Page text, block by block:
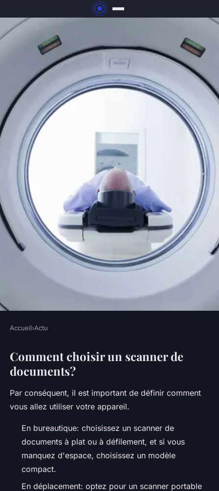
Scanner de poche pour les
documents
•5 octobre 2022• 4 min de lecture
Accueil›Actu
Comment choisir un scanner de
documents?
Par conséquent, il est important de définir comment
vous allez utiliser votre appareil.
En bureautique: choisissez un scanner de
documents à plat ou à défilement, et si vous
manquez d'espace, choisissez un modèle
compact.
En déplacement: optez pour un scanner portable